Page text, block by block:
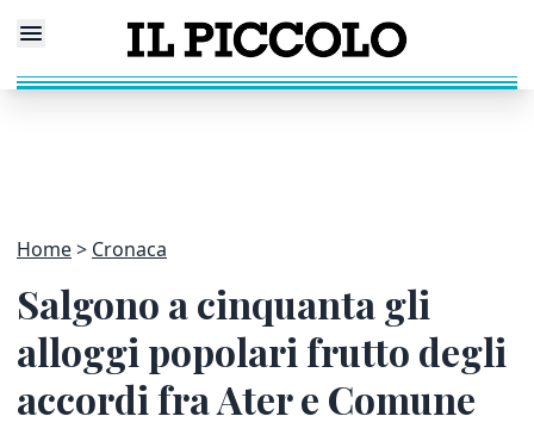
Home Cronaca
Salgono a cinquanta gli
alloggi popolari frutto degli
accordi fra Ater e Comune